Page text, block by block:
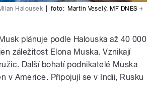
Halousek foto: Martin Veselý,MF DNES +
plánuje podle Halouska až 40 000
záležitost Elona Muska. Vznikají
Další bohatí podnikatelé Muska
v Americe. Připojují se v Indii, Rusku